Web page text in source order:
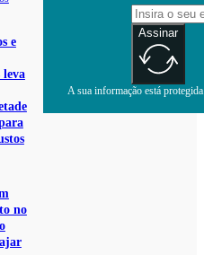
e
leva
no
Assinar
A sua informação está